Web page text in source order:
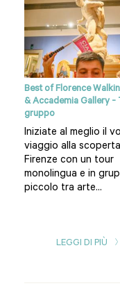
Best of Florence
& Accademia Gallery -
gruppo
Iniziate al meglio il
viaggio alla
Firenze con un tour
monolingua e in
piccolo tra arte...
LEGGI DI PIÙ